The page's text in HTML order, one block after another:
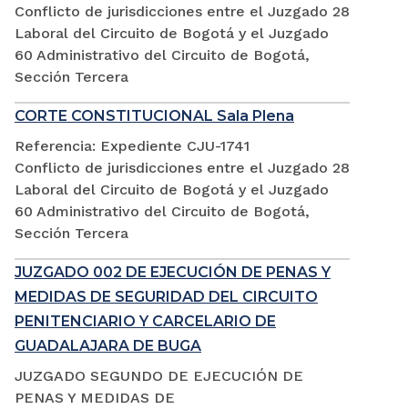
Conflicto de jurisdicciones entre el Juzgado 28
Laboral del Circuito de Bogotá y el Juzgado
60 Administrativo del Circuito de Bogotá,
Sección Tercera
CORTE CONSTITUCIONAL Sala Plena
Referencia: Expediente CJU-1741
Conflicto de jurisdicciones entre el Juzgado 28
Laboral del Circuito de Bogotá y el Juzgado
60 Administrativo del Circuito de Bogotá,
Sección Tercera
JUZGADO 002 DE EJECUCIÓN DE PENAS Y
MEDIDAS DE SEGURIDAD DEL CIRCUITO
PENITENCIARIO Y CARCELARIO DE
GUADALAJARA DE BUGA
JUZGADO SEGUNDO DE EJECUCIÓN DE
PENAS Y MEDIDAS DE